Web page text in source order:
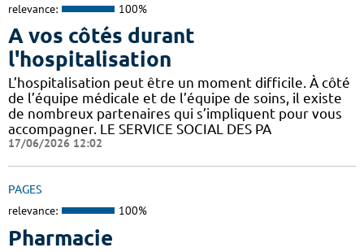
relevance: 100%
A vos côtés durant
l'hospitalisation
L’hospitalisation peut être un moment difficile. À côté
de l’équipe médicale et de l’équipe de soins, il existe
de nombreux partenaires qui s’impliquent pour vous
accompagner. LE SERVICE SOCIAL DES PA
17/06/2026 12:02
PAGES
relevance: 100%
Pharmacie